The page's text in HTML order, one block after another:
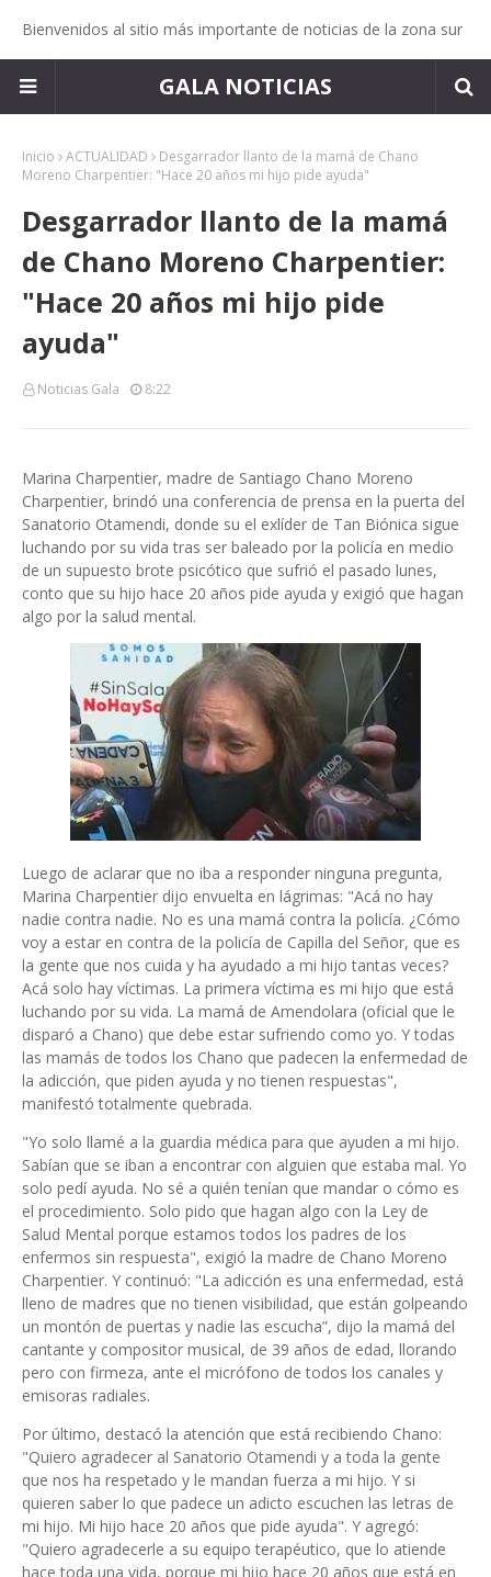
Bienvenidos al sitio más importante de noticias de la zona sur
GALA NOTICIAS
Inicio ACTUALIDAD
Desgarrador llanto de la mamá de Chano
Moreno Charpentier: "Hace 20 años mi hijo pide ayuda"
Desgarrador llanto de la mamá
de Chano Moreno Charpentier:
"Hace 20 años mi hijo pide
ayuda"
Noticias Gala 8:22
Marina Charpentier, madre de Santiago Chano Moreno
Charpentier, brindó una conferencia de prensa en la puerta del
Sanatorio Otamendi, donde su el exlíder de Tan Biónica sigue
luchando por su vida tras ser baleado por la policía en medio
de un supuesto brote psicótico que sufrió el pasado lunes,
conto que su hijo hace 20 años pide ayuda y exigió que hagan
algo por la salud mental.
Luego de aclarar que no iba a responder ninguna pregunta,
Marina Charpentier dijo envuelta en lágrimas: "Acá no hay
nadie contra nadie. No es una mamá contra la policía. ¿Cómo
voy a estar en contra de la policía de Capilla del Señor, que es
la gente que nos cuida y ha ayudado a mi hijo tantas veces?
Acá solo hay víctimas. La primera víctima es mi hijo que está
luchando por su vida. La mamá de Amendolara (oficial que le
disparó a Chano) que debe estar sufriendo como yo. Y todas
las mamás de todos los Chano que padecen la enfermedad de
la adicción, que piden ayuda y no tienen respuestas",
manifestó totalmente quebrada.
"Yo solo llamé a la guardia médica para que ayuden a mi hijo.
Sabían que se iban a encontrar con alguien que estaba mal. Yo
solo pedí ayuda. No sé a quién tenían que mandar o cómo es
el procedimiento. Solo pido que hagan algo con la Ley de
Salud Mental porque estamos todos los padres de los
enfermos sin respuesta", exigió la madre de Chano Moreno
Charpentier. Y continuó: "La adicción es una enfermedad, está
lleno de madres que no tienen visibilidad, que están golpeando
un montón de puertas y nadie las escucha”, dijo la mamá del
cantante y compositor musical, de 39 años de edad, llorando
pero con firmeza, ante el micrófono de todos los canales y
emisoras radiales.
Por último, destacó la atención que está recibiendo Chano:
"Quiero agradecer al Sanatorio Otamendi y a toda la gente
que nos ha respetado y le mandan fuerza a mi hijo. Y si
quieren saber lo que padece un adicto escuchen las letras de
mi hijo. Mi hijo hace 20 años que pide ayuda". Y agregó:
"Quiero agradecerle a su equipo terapéutico, que lo atiende
hace toda una vida, porque mi hijo hace 20 años que está en